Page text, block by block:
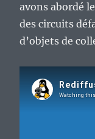
avons abordé
des circuits
d’objets de